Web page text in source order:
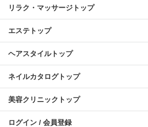
リラク・マッサージトップ
エステトップ
ヘアスタイルトップ
ネイルカタログトップ
美容クリニックトップ
ログイン / 会員登録